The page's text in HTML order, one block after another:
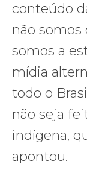
conteúdo
não somos
somos a
mídia
todo o
não seja
indígena,
apontou.